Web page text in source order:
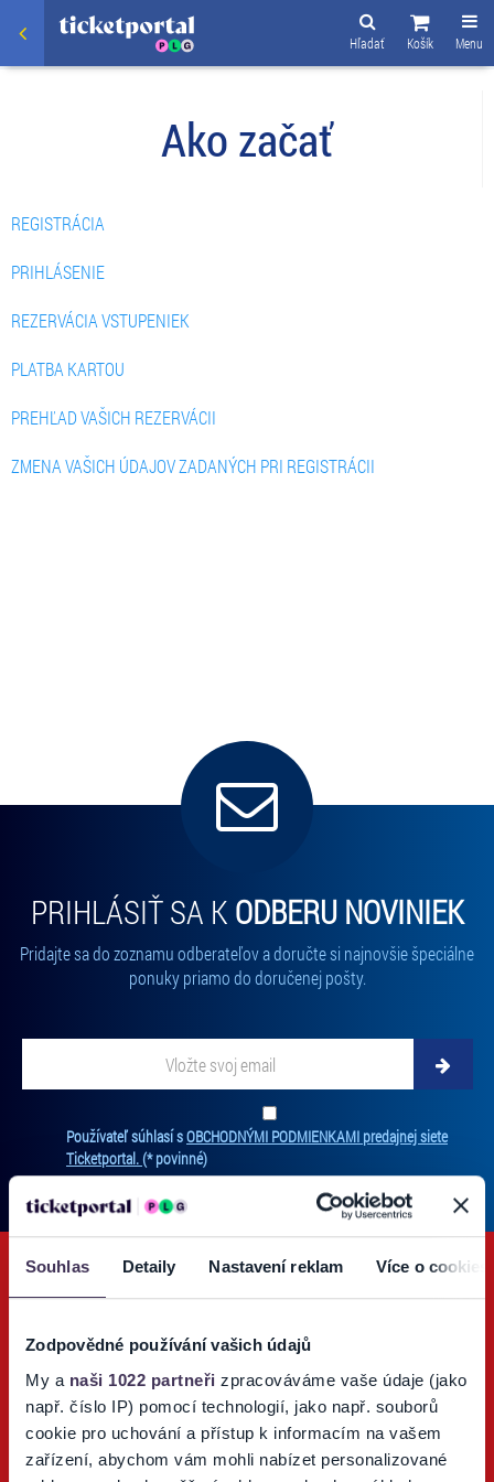
Souhlas Detaily Nastavení reklam Více o cookies
Zodpovědné používání vašich údajů
My a naši 1022 partneři zpracováváme vaše údaje (jako
např. číslo IP) pomocí technologií, jako např. souborů
cookie pro uchování a přístup k informacím na vašem
zařízení, abychom vám mohli nabízet personalizované
Menu
Košík
Hľadať
Ako začať
REGISTRÁCIA
PRIHLÁSENIE
REZERVÁCIA VSTUPENIEK
PLATBA KARTOU
PREHĽAD VAŠICH REZERVÁCII
ZMENA VAŠICH ÚDAJOV ZADANÝCH PRI REGISTRÁCII
PRIHLÁSIŤ SA K ODBERU NOVINIEK
Pridajte sa do zoznamu odberateľov a doručte si najnovšie špeciálne
ponuky priamo do doručenej pošty.
mailovú
adresu,
na
vám
budeme
novinky.
adresa
nebude
zdieľaná
s
Používateľ súhlasí sOBCHODNÝMI PODMIENKAMI predajnej siete
Ticketportal. (* povinné)
je
Ticketportal TV
Sledujte náš Youtube kanál o podujatiach a športe.